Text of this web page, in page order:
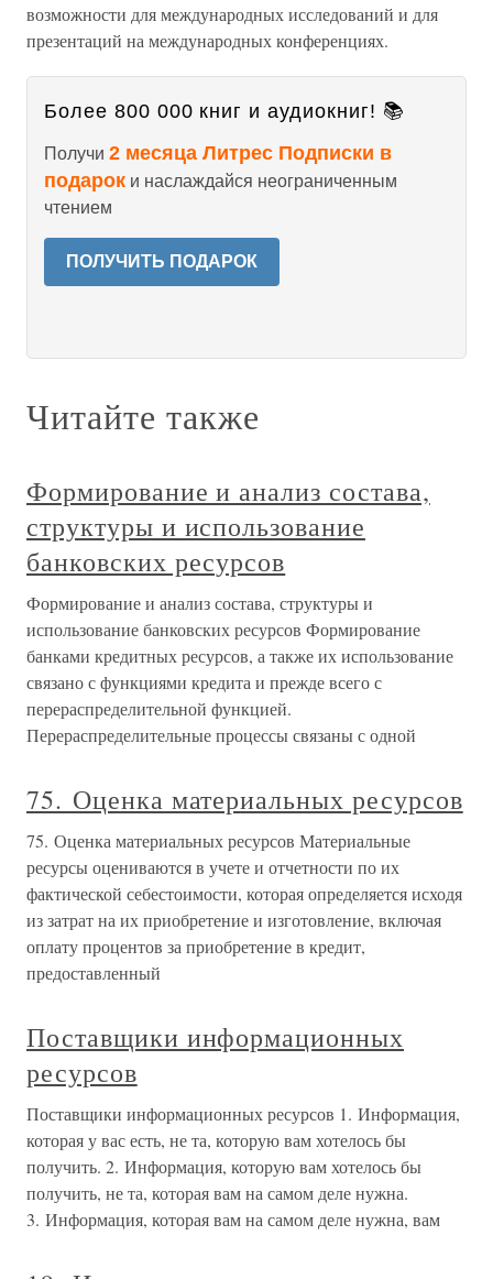
возможности для международных исследований и для
презентаций на международных конференциях.
Более 800 000 книг и аудиокниг! 📚
Получи 2 месяца Литрес Подписки в
подарок и наслаждайся неограниченным
чтением
ПОЛУЧИТЬ ПОДАРОК
Читайте также
Формирование и анализ состава,
структуры и использование
банковских ресурсов
Формирование и анализ состава, структуры и
использование банковских ресурсов Формирование
банками кредитных ресурсов, а также их использование
связано с функциями кредита и прежде всего с
перераспределительной функцией.
Перераспределительные процессы связаны с одной
75. Оценка материальных ресурсов
75. Оценка материальных ресурсов Материальные
ресурсы оцениваются в учете и отчетности по их
фактической себестоимости, которая определяется исходя
из затрат на их приобретение и изготовление, включая
оплату процентов за приобретение в кредит,
предоставленный
Поставщики информационных
ресурсов
Поставщики информационных ресурсов 1. Информация,
которая у вас есть, не та, которую вам хотелось бы
получить. 2. Информация, которую вам хотелось бы
получить, не та, которая вам на самом деле нужна.
3. Информация, которая вам на самом деле нужна, вам